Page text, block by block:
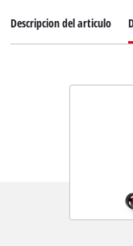
Descripcion del articulo